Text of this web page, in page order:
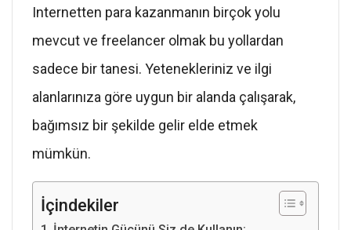
Internetten para kazanmanın birçok yolu
mevcut ve freelancer olmak bu yollardan
sadece bir tanesi. Yetenekleriniz ve ilgi
alanlarınıza göre uygun bir alanda çalışarak,
bağımsız bir şekilde gelir elde etmek
mümkün.
İçindekiler